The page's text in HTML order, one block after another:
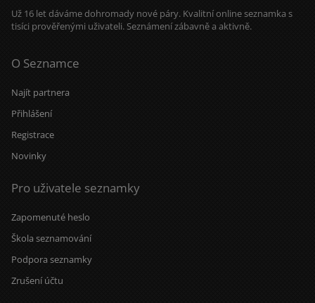
Už 16 let dáváme dohromady nové páry. Kvalitní online seznamka s
tisíci prověřenými uživateli. Seznámení zábavně a aktivně.
O Seznamce
Najít partnera
Přihlášení
Registrace
Novinky
Pro uživatele seznamky
Zapomenuté heslo
Škola seznamování
Podpora seznamky
Zrušení účtu